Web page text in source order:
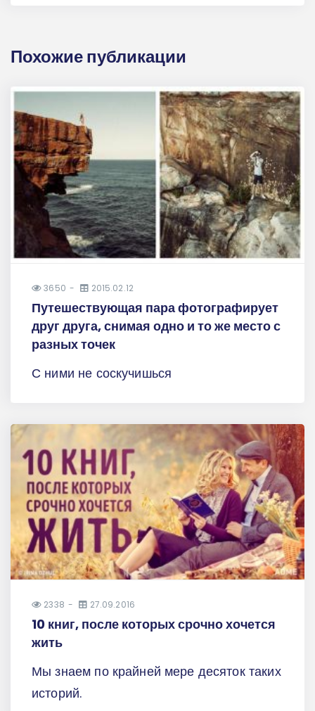
Похожие публикации
3650 2015.02.12
Путешествующая пара фотографирует
друг друга, снимая одно и то же место с
разных точек
С ними не соскучишься
2338 27.09.2016
10 книг, после которых срочно хочется
жить
Мы знаем по крайней мере десяток таких
историй.